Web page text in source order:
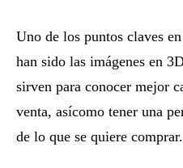
Uno de los puntos claves
han sido las imágenes en
sirven para conocer mejor
venta, asícomo tener una
de lo que se quiere comprar.